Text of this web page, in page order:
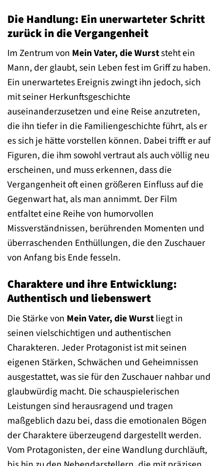
Die Handlung: Ein unerwarteter Schritt
zurück in die Vergangenheit
Im Zentrum von Mein Vater, die Wurststeht ein
Mann, der glaubt, sein Leben fest im Griff zu haben.
Ein unerwartetes Ereignis zwingt ihn jedoch, sich
mit seiner Herkunftsgeschichte
auseinanderzusetzen und eine Reise anzutreten,
die ihn tiefer in die Familiengeschichte führt, als er
es sich je hätte vorstellen können. Dabei trifft er auf
Figuren, die ihm sowohl vertraut als auch völlig neu
erscheinen, und muss erkennen, dass die
Vergangenheit oft einen größeren Einfluss auf die
Gegenwart hat, als man annimmt. Der Film
entfaltet eine Reihe von humorvollen
Missverständnissen, berührenden Momenten und
überraschenden Enthüllungen, die den Zuschauer
von Anfang bis Ende fesseln.
Charaktere und ihre Entwicklung:
Authentisch und liebenswert
Die Stärke von Mein Vater, die Wurstliegt in
seinen vielschichtigen und authentischen
Charakteren. Jeder Protagonist ist mit seinen
eigenen Stärken, Schwächen und Geheimnissen
ausgestattet, was sie für den Zuschauer nahbar und
glaubwürdig macht. Die schauspielerischen
Leistungen sind herausragend und tragen
maßgeblich dazu bei, dass die emotionalen Bögen
der Charaktere überzeugend dargestellt werden.
Vom Protagonisten, der eine Wandlung durchläuft,